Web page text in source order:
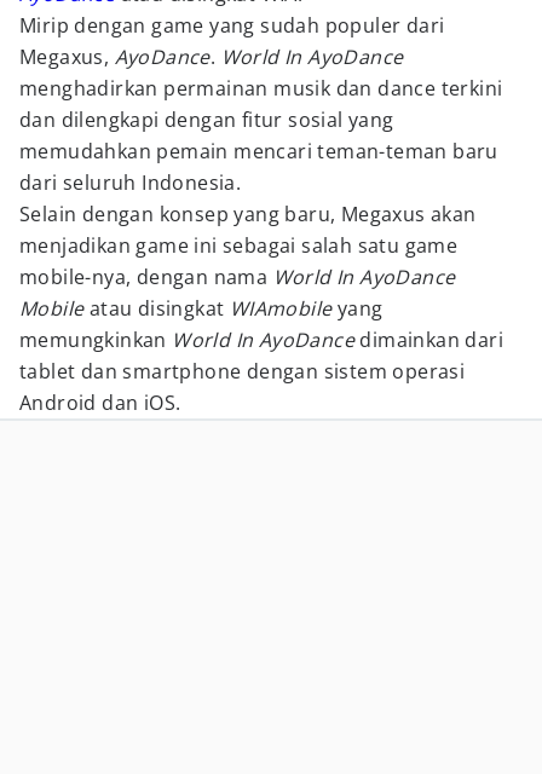
Mirip dengan game yang sudah populer dari
Megaxus, AyoDance. World In AyoDance
menghadirkan permainan musik dan dance terkini
dan dilengkapi dengan fitur sosial yang
memudahkan pemain mencari teman-teman baru
dari seluruh Indonesia.
Selain dengan konsep yang baru, Megaxus akan
menjadikan game ini sebagai salah satu game
mobile-nya, dengan nama World In AyoDance
Mobileatau disingkat WIAmobileyang
memungkinkan World In AyoDancedimainkan dari
tablet dan smartphone dengan sistem operasi
Android dan iOS.